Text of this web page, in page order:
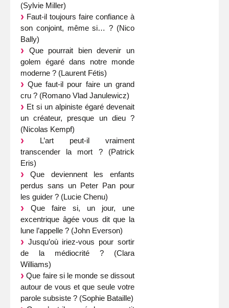
(Sylvie Miller)
Faut-il toujours faire confiance à
son conjoint, même si… ? (Nico
Bally)
Que pourrait bien devenir un
golem égaré dans notre monde
moderne ? (Laurent Fétis)
Que faut-il pour faire un grand
cru ? (Romano Vlad Janulewicz)
Et si un alpiniste égaré devenait
un créateur, presque un dieu ?
(Nicolas Kempf)
L’art peut-il vraiment
transcender la mort ? (Patrick
Eris)
Que deviennent les enfants
perdus sans un Peter Pan pour
les guider ? (Lucie Chenu)
Que faire si, un jour, une
excentrique âgée vous dit que la
lune l’appelle ? (John Everson)
Jusqu’où iriez-vous pour sortir
de la médiocrité ? (Clara
Williams)
Que faire si le monde se dissout
autour de vous et que seule votre
parole subsiste ? (Sophie Bataille)